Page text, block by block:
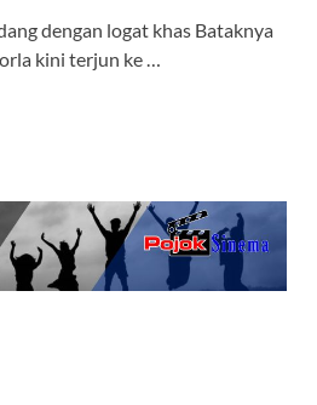
dengan logat khas Bataknya
kini terjun ke …